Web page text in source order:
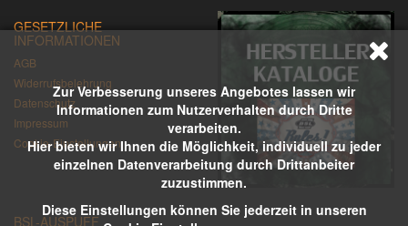
Zur Verbesserung unseres Angebotes lassen wir
Informationen zum Nutzerverhalten durch Dritte
verarbeiten.
Hier bieten wir Ihnen die Möglichkeit, individuell zu jeder
einzelnen Datenverarbeitung durch Drittanbeiter
zuzustimmen.
Diese Einstellungen können Sie jederzeit in unseren
GESETZLICHE
INFORMATIONEN
AGB
Widerrufsbelehrung
Datenschutz
Impressum
Cookie-Einstellungen
BSL-AUSPUFF